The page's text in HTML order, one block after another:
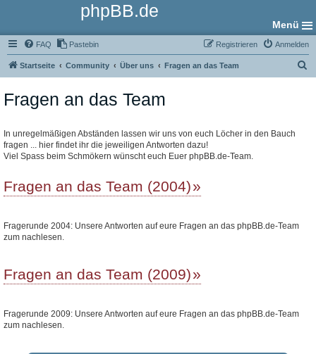
phpBB.de
Menü
FAQ Pastebin Anmelden
Registrieren
Startseite Community Über uns Fragen an das Team
Fragen an das Team
In unregelmäßigen Abständen lassen wir uns von euch Löcher in den Bauch
fragen ... hier findet ihr die jeweiligen Antworten dazu!
Viel Spass beim Schmökern wünscht euch Euer phpBB.de-Team.
Fragen an das Team (2004)
Fragerunde 2004: Unsere Antworten auf eure Fragen an das phpBB.de-Team
zum nachlesen.
Fragen an das Team (2009)
Fragerunde 2009: Unsere Antworten auf eure Fragen an das phpBB.de-Team
zum nachlesen.